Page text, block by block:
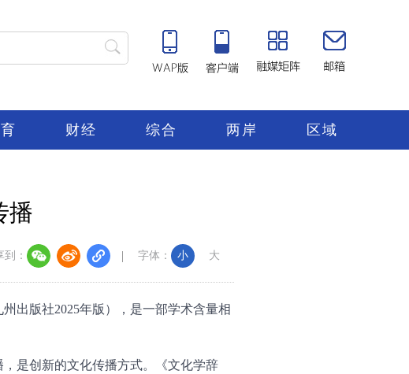
财经 综合 两岸 区域
播
到： 字体： 小 大
出版社2025年版），是一部学术含量相
是创新的文化传播方式。《文化学辞